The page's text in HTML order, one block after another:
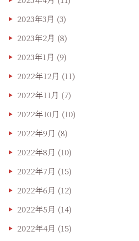
2023年3月 (3)
2023年2月 (8)
2023年1月 (9)
2022年12月 (11)
2022年11月 (7)
2022年10月 (10)
2022年9月 (8)
2022年8月 (10)
2022年7月 (15)
2022年6月 (12)
2022年5月 (14)
2022年4月 (15)